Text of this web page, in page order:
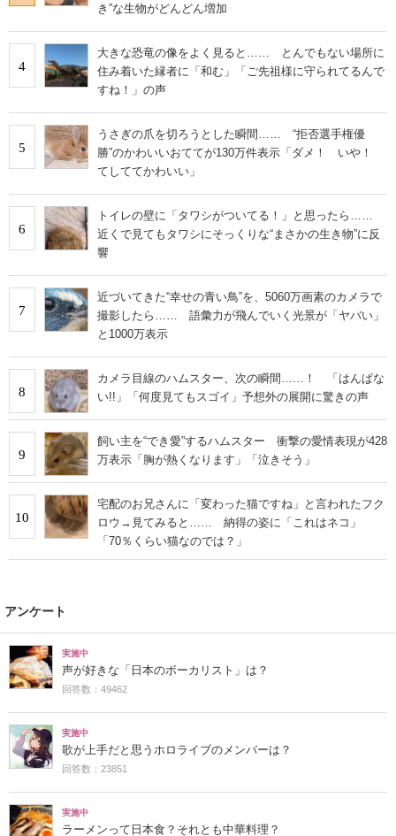
き”な生物がどんどん増加
4
大きな恐竜の像をよく見ると…… とんでもない場所に
住み着いた縁者に「和む」「ご先祖様に守られてるんで
すね！」の声
5
うさぎの爪を切ろうとした瞬間…… “拒否選手権優
勝”のかわいいおててが130万件表示「ダメ！ いや！
てしててかわいい」
6
トイレの壁に「タワシがついてる！」と思ったら……
近くで見てもタワシにそっくりな“まさかの生き物”に反
響
7
近づいてきた“幸せの青い鳥”を、5060万画素のカメラで
撮影したら…… 語彙力が飛んでいく光景が「ヤバい」
と1000万表示
8
カメラ目線のハムスター、次の瞬間……！ 「はんぱな
い!!」「何度見てもスゴイ」予想外の展開に驚きの声
9
飼い主を“でき愛”するハムスター 衝撃の愛情表現が428
万表示「胸が熱くなります」「泣きそう」
10
宅配のお兄さんに「変わった猫ですね」と言われたフク
ロウ→見てみると…… 納得の姿に「これはネコ」
「70％くらい猫なのでは？」
アンケート
実施中
声が好きな「日本のボーカリスト」は？
回答数：49462
実施中
歌が上手だと思うホロライブのメンバーは？
回答数：23851
実施中
ラーメンって日本食？それとも中華料理？